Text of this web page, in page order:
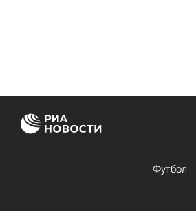
Футбол